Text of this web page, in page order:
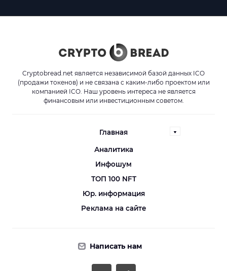
Cryptobread.net является независимой базой данных ICO
(продажи токенов) и не связана с каким-либо проектом или
компанией ICO. Наш уровень интереса не является
финансовым или инвестиционным советом.
Главная
Аналитика
Инфошум
ТОП 100 NFT
Юр. информация
Реклама на сайте
Написать нам